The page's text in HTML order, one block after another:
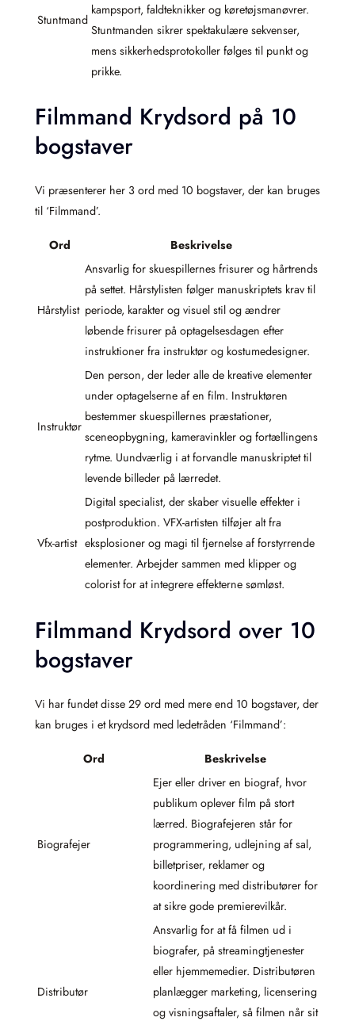
Stuntmand
kampsport, faldteknikker og køretøjsmanøvrer.
Stuntmanden sikrer spektakulære sekvenser,
mens sikkerhedsprotokoller følges til punkt og
prikke.
Filmmand Krydsord på 10
bogstaver
Vi præsenterer her 3 ord med 10 bogstaver, der kan bruges
til ‘Filmmand’.
Ord Beskrivelse
Hårstylist
Ansvarlig for skuespillernes frisurer og hårtrends
på settet. Hårstylisten følger manuskriptets krav til
periode, karakter og visuel stil og ændrer
løbende frisurer på optagelsesdagen efter
instruktioner fra instruktør og kostumedesigner.
Instruktør
Den person, der leder alle de kreative elementer
under optagelserne af en film. Instruktøren
bestemmer skuespillernes præstationer,
sceneopbygning, kameravinkler og fortællingens
rytme. Uundværlig i at forvandle manuskriptet til
levende billeder på lærredet.
Vfx-artist
Digital specialist, der skaber visuelle effekter i
postproduktion. VFX-artisten tilføjer alt fra
eksplosioner og magi til fjernelse af forstyrrende
elementer. Arbejder sammen med klipper og
colorist for at integrere effekterne sømløst.
Filmmand Krydsord over 10
bogstaver
Vi har fundet disse 29 ord med mere end 10 bogstaver, der
kan bruges i et krydsord med ledetråden ‘Filmmand’:
Ord Beskrivelse
Biografejer
Ejer eller driver en biograf, hvor
publikum oplever film på stort
lærred. Biografejeren står for
programmering, udlejning af sal,
billetpriser, reklamer og
koordinering med distributører for
at sikre gode premierevilkår.
Distributør
Ansvarlig for at få filmen ud i
biografer, på streamingtjenester
eller hjemmemedier. Distributøren
planlægger marketing, licensering
og visningsaftaler, så filmen når sit